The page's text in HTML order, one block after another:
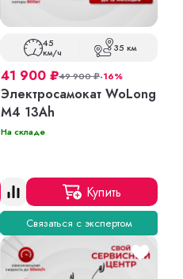
45
км/ч 35 км
41 900 ₽49 900₽-16%
Электросамокат WoLong
M4 13Ah
На складе
Купить
Связаться с экспертом